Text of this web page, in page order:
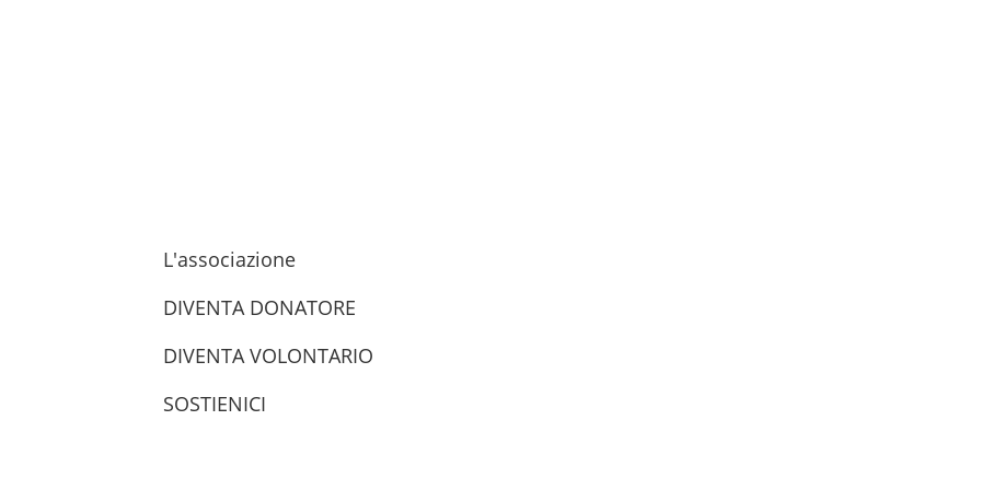
L'associazione
DIVENTA DONATORE
DIVENTA VOLONTARIO
SOSTIENICI